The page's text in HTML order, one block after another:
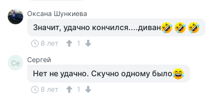
Оксана Шункиева
Значит, удачно кончился....диван
8 лет 1
Се Сергей
Нет не удачно. Скучно одному было
8 лет
1